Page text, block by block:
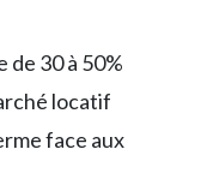
de 30 à 50%
locatif
face aux